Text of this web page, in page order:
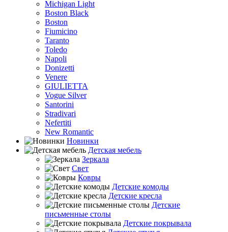
Michigan Light
Boston Black
Boston
Fiumicino
Taranto
Toledo
Napoli
Donizetti
Venere
GIULIETTA
Vogue Silver
Santorini
Stradivari
Nefertiti
New Romantic
Новинки
Детская мебель
Зеркала
Свет
Ковры
Детские комоды
Детские кресла
Детские
письменные столы
Детские покрывала